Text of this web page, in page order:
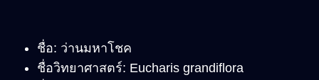
ชื่อ: ว่านมหาโชค
ชื่อวิทยาศาสตร์: Eucharis grandiflora